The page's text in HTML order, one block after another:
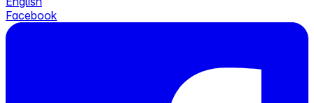
Facebook